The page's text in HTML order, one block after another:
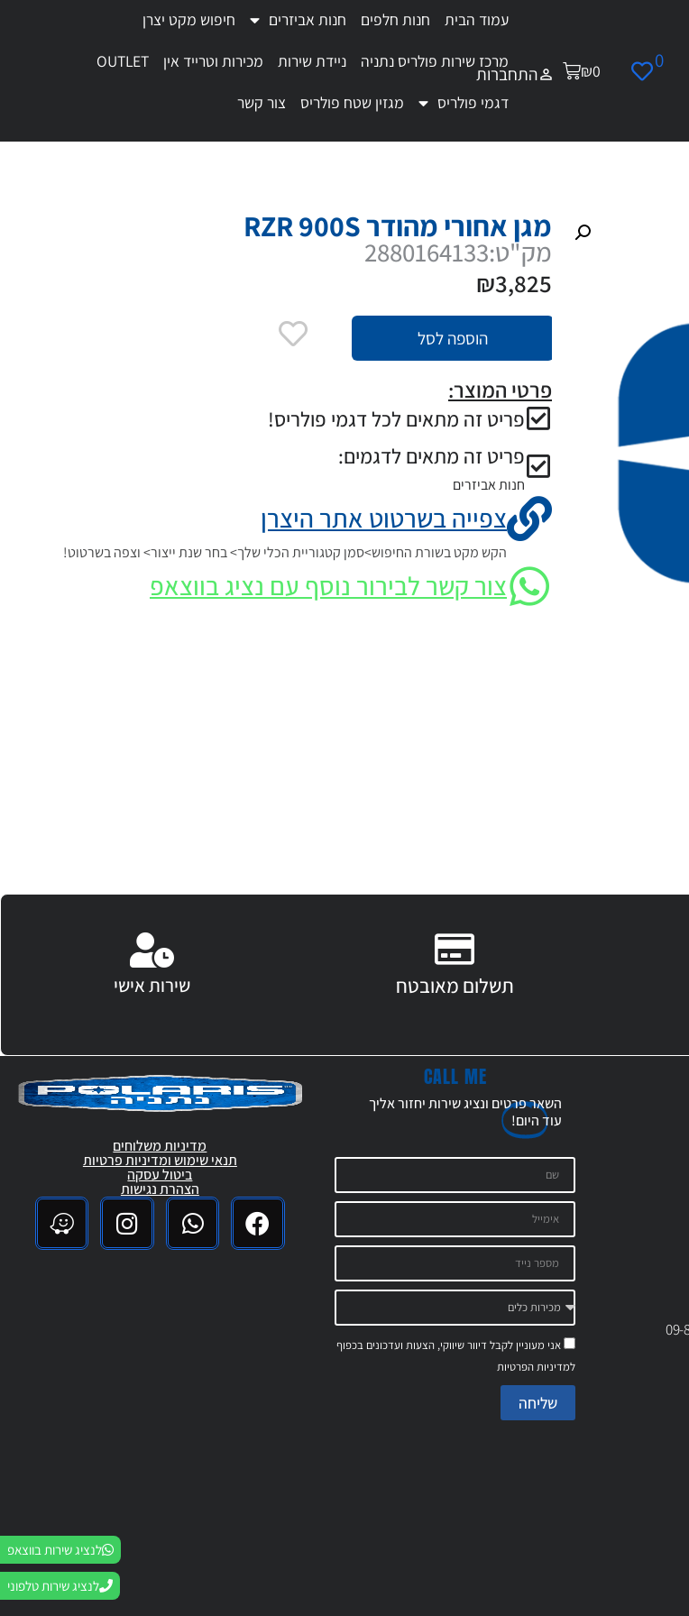
0
₪0 התחברות
עמוד הבית חנות חלפים חנות אביזרים
חיפוש מקט יצרן
מרכז שירות פולריס נתניה
ניידת שירות מכירות וטרייד אין
OUTLET
דגמי פולריס
מגזין שטח פולריס צור קשר
מגן אחורי מהודר RZR 900S
מק"ט:2880164133
₪3,825
הוספה לסל
פרטי המוצר:
פריט זה מתאים לכל דגמי פולריס!
פריט זה מתאים לדגמים:
חנות אביזרים
צפייה בשרטוט אתר היצרן
הקש מקט בשורת החיפוש>סמן קטגוריית הכלי שלך> בחר שנת ייצור> וצפה בשרטוט!
צור קשר לבירור נוסף עם נציג בווצאפ
תשלום מאובטח שירות אישי
CALL ME
השאר פרטים ונציג שירות יחזור אליך
עודהיום!
אני מעוניין לקבל דיוור שיווקי, הצעות ועדכונים בכפוף
למדיניות הפרטיות
שליחה
לנציג שירות בווצאפ
לנציג שירות טלפוני
מדיניות משלוחים
תנאי שימוש ומדיניות פרטיות
ביטול עסקה
הצהרת נגישות